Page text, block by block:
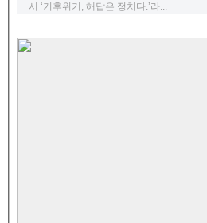
서 ‘기후위기, 해답은 정치다.’라...